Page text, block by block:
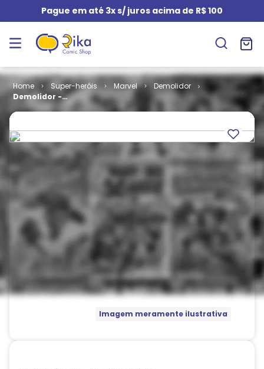
Pague em até 3x s/ juros acima de R$ 100
Super-heróis Marvel
Demolidor
Demolidor -
Amarelo # 1
Imagem meramente ilustrativa